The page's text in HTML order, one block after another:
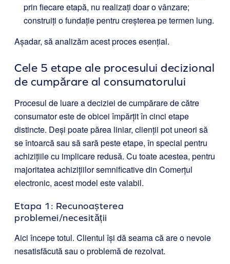
prin fiecare etapă, nu realizați doar o vânzare;
construiți o fundație pentru creșterea pe termen lung.
Așadar, să analizăm acest proces esențial.
Cele 5 etape ale procesului decizional
de cumpărare al consumatorului
Procesul de luare a deciziei de cumpărare de către
consumator este de obicei împărțit în cinci etape
distincte. Deși poate părea liniar, clienții pot uneori să
se întoarcă sau să sară peste etape, în special pentru
achizițiile cu implicare redusă. Cu toate acestea, pentru
majoritatea achizițiilor semnificative din Comerțul
electronic, acest model este valabil.
Etapa 1: Recunoașterea
problemei/necesității
Aici începe totul. Clientul își dă seama că are o nevoie
nesatisfăcută sau o problemă de rezolvat.